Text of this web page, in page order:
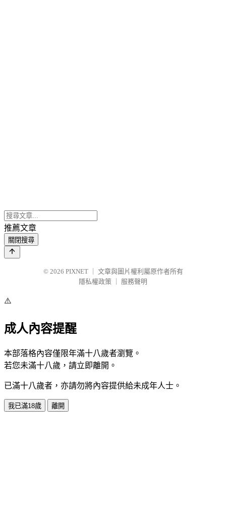
推薦文章
關閉搜尋
© 2026 PIXNET
文章與圖片權利屬原作者所有
隱私權政策
服務聲明
⚠️
成人內容提醒
本部落格內容僅限年滿十八歲者瀏覽。
若您未滿十八歲，請立即離開。
已滿十八歲者，亦請勿將內容提供給未成年人士。
我已滿18歲 離開